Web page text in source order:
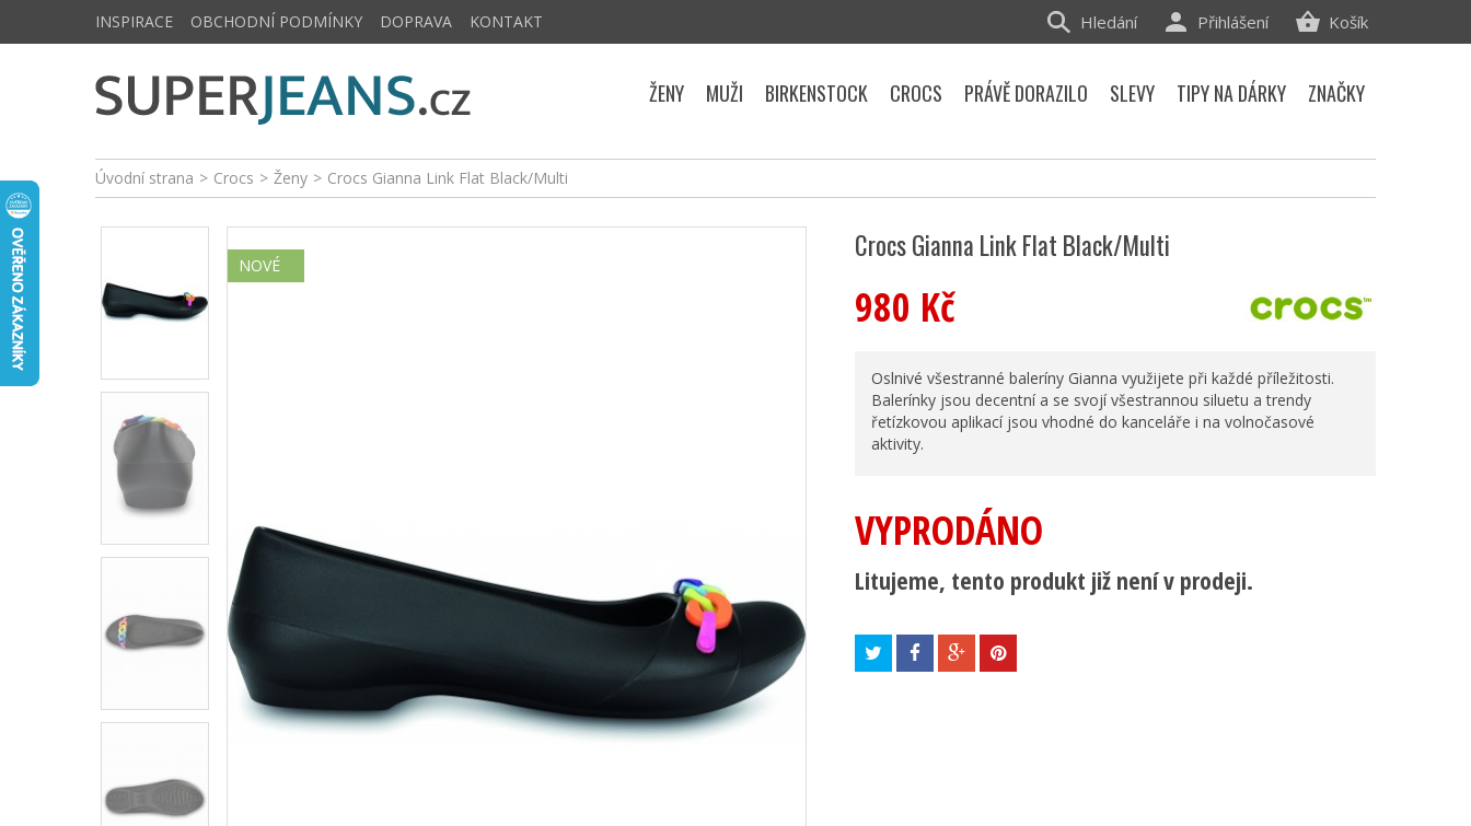
Úvodní strana > Crocs > Ženy > Crocs Gianna Link Flat Black/Multi
NOVÉ
Crocs Gianna Link Flat Black/Multi
980 Kč
Oslnivé všestranné baleríny Gianna využijete při každé příležitosti.
Balerínky jsou decentní a se svojí všestrannou siluetu a trendy
řetízkovou aplikací jsou vhodné do kanceláře i na volnočasové
aktivity.
VYPRODÁNO
Litujeme, tento produkt již není v prodeji.
INSPIRACE OBCHODNÍ PODMÍNKY DOPRAVA KONTAKT Košík
Přihlášení
Hledání
ŽENY MUŽI BIRKENSTOCK CROCS PRÁVĚ DORAZILO SLEVY TIPY NA DÁRKY ZNAČKY